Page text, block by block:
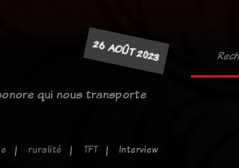
26 AOÛT 2023
qui nous transporte
ruralité TFT Interview